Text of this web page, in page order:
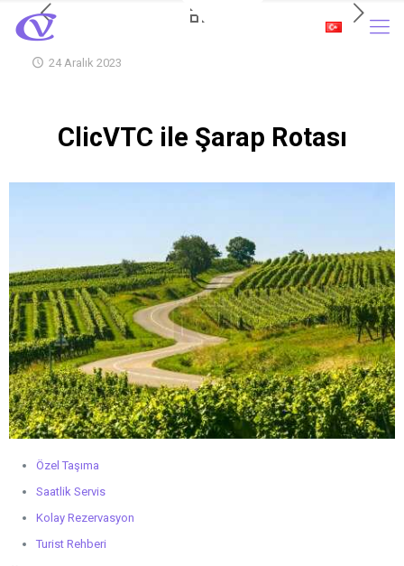
24 Aralık 2023
ClicVTC ile Şarap Rotası
Özel Taşıma
Saatlik Servis
Kolay Rezervasyon
Turist Rehberi